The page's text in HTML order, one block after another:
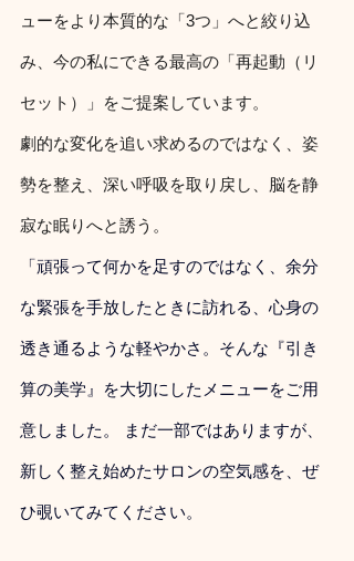
ューをより本質的な「3つ」へと絞り込
み、今の私にできる最高の「再起動（リ
セット）」をご提案しています。
劇的な変化を追い求めるのではなく、姿
勢を整え、深い呼吸を取り戻し、脳を静
寂な眠りへと誘う。
「頑張って何かを足すのではなく、余分
な緊張を手放したときに訪れる、心身の
透き通るような軽やかさ。そんな『引き
算の美学』を大切にしたメニューをご用
意しました。 まだ一部ではありますが、
新しく整え始めたサロンの空気感を、ぜ
ひ覗いてみてください。